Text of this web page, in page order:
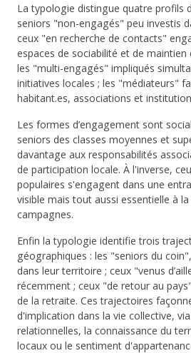
La typologie distingue quatre profils
seniors "non-engagés" peu investis
ceux "en recherche de contacts"
espaces de sociabilité et de maintien
les "multi-engagés" impliqués
initiatives locales ; les "médiateurs"
habitant.es, associations et
Les formes d’engagement sont
seniors des classes moyennes et
davantage aux responsabilités
de participation locale. À l'inverse,
populaires s'engagent dans une
visible mais tout aussi essentielle à
campagnes.
Enfin la typologie identifie trois
géographiques : les "seniors du
dans leur territoire ; ceux "venus
récemment ; ceux "de retour au
de la retraite. Ces trajectoires
d'implication dans la vie collective,
relationnelles, la connaissance du
locaux ou le sentiment